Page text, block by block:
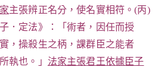
主張辨正名分，使名實相符。(丙)
．定法》：「術者，因任而授
，操殺生之柄，課群臣之能者
執也。」 法家主張君王依據臣子